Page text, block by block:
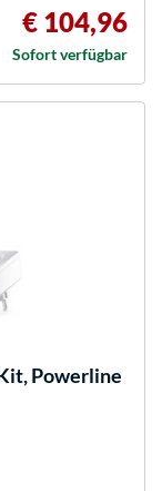
€ 104,96
Sofort verfügbar
Powerline